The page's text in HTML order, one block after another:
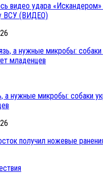
видео удара
ВСУ (ВИДЕО)
а нужные микробы: собаки